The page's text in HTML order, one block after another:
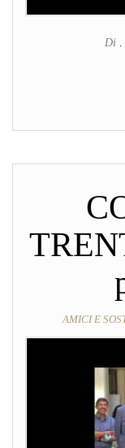
Di .
AMICI E